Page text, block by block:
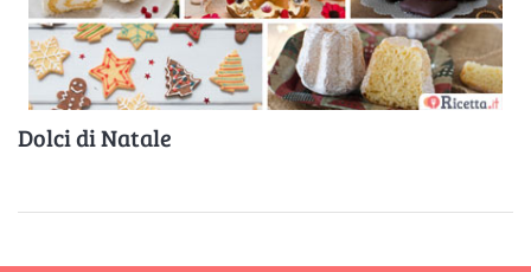
Dolci di Natale